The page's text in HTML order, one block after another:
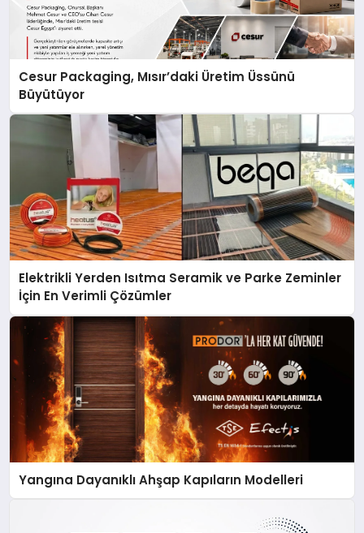
Cesur Packaging, Mısır’daki Üretim Üssünü
Büyütüyor
Elektrikli Yerden Isıtma Seramik ve Parke Zeminler
İçin En Verimli Çözümler
Yangına Dayanıklı Ahşap Kapıların Modelleri